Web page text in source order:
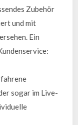
Zubehör
und mit
Ein
sogar im Live-